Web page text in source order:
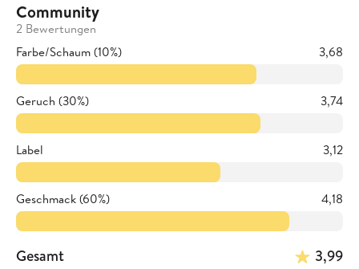
Community
2 Bewertungen
Farbe/Schaum (10%)
3,68
Geruch (30%) 3,74
Label 3,12
Geschmack (60%) 4,18
Gesamt 3,99